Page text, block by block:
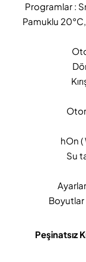
Programlar :
Pamuklu 20°C,
hOn
Su
Boyutlar
Peşinatsız